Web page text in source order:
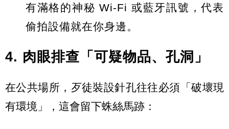
有滿格的神秘 Wi-Fi 或藍牙訊號，代表
偷拍設備就在你身邊。
4. 肉眼排查「可疑物品、孔洞」
在公共場所，歹徒裝設針孔往往必須「破壞現
有環境」，這會留下蛛絲馬跡：